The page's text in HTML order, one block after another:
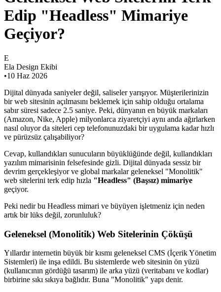
Edip "Headless" Mimariye
Geçiyor?
E
Ela Design Ekibi
•10 Haz 2026
Dijital dünyada saniyeler değil, saliseler yarışıyor. Müşterilerinizin
bir web sitesinin açılmasını beklemek için sahip olduğu ortalama
sabır süresi sadece 2.5 saniye. Peki, dünyanın en büyük markaları
(Amazon, Nike, Apple) milyonlarca ziyaretçiyi aynı anda ağırlarken
nasıl oluyor da siteleri cep telefonunuzdaki bir uygulama kadar hızlı
ve pürüzsüz çalışabiliyor?
Cevap, kullandıkları sunucuların büyüklüğünde değil, kullandıkları
yazılım mimarisinin felsefesinde gizli. Dijital dünyada sessiz bir
devrim gerçekleşiyor ve global markalar geleneksel "Monolitik"
web sitelerini terk edip hızla "Headless" (Başsız) mimariye
geçiyor.
Peki nedir bu Headless mimari ve büyüyen işletmeniz için neden
artık bir lüks değil, zorunluluk?
Geleneksel (Monolitik) Web Sitelerinin Çöküşü
Yıllardır internetin büyük bir kısmı geleneksel CMS (İçerik Yönetim
Sistemleri) ile inşa edildi. Bu sistemlerde web sitesinin ön yüzü
(kullanıcının gördüğü tasarım) ile arka yüzü (veritabanı ve kodlar)
birbirine sıkı sıkıya bağlıdır. Buna "Monolitik" yapı denir.